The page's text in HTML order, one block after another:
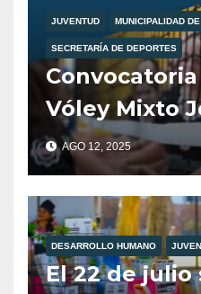
Ciudadanía y
brinda una
todos los
localidad
intereses.
JUVENTUD MUNICIPALIDAD
SECRETARÍA DE DEPORTES
Vóley Mixto
estudiantes
secundaria,
por el Área
AGO 12, 2025
DESARROLLO HUMANO
El 22 de julio